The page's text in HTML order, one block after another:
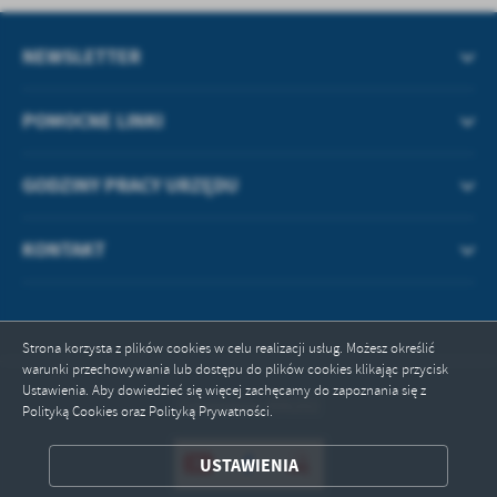
Strona korzysta z plików cookies w celu realizacji usług. Możesz określić
warunki przechowywania lub dostępu do plików cookies klikając przycisk
Ustawienia. Aby dowiedzieć się więcej zachęcamy do zapoznania się z
Polityką Cookies oraz Polityką Prywatności.
USTAWIENIA
treści w postaci wiadomości, ofert, komunikatów mediów
ZAPISZ WYBRANE
POMOCNE LINKI
NEWSLETTER
GODZINY PRACY URZĘDU
KONTAKT
Odwiedzin: 496202